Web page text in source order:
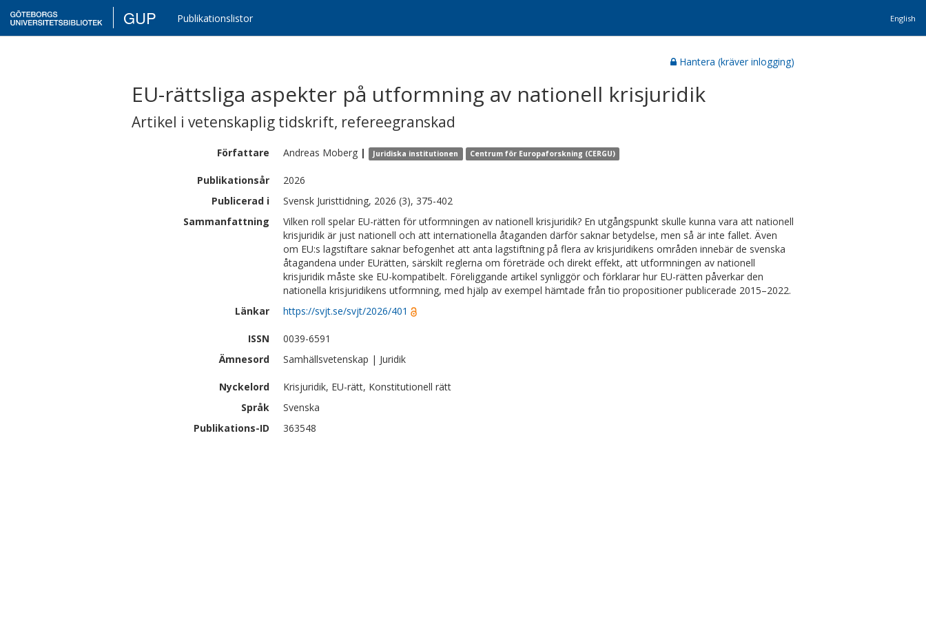
GUP Publikationslistor English
Hantera (kräver inlogging)
EU-rättsliga aspekter på utformning av nationell krisjuridik
Artikel i vetenskaplig tidskrift, refereegranskad
Författare Andreas Moberg | Juridiska institutionen Centrum för Europaforskning (CERGU)
Publikationsår
2026
Publicerad i
Svensk Juristtidning, 2026 (3), 375-402
Sammanfattning
Vilken roll spelar EU-rätten för utformningen av nationell krisjuridik? En utgångspunkt skulle kunna vara att nationell
krisjuridik är just nationell och att internationella åtaganden därför saknar betydelse, men så är inte fallet. Även
om EU:s lagstiftare saknar befogenhet att anta lagstiftning på flera av krisjuridikens områden innebär de svenska
åtagandena under EUrätten, särskilt reglerna om företräde och direkt effekt, att utformningen av nationell
krisjuridik måste ske EU-kompatibelt. Föreliggande artikel synliggör och förklarar hur EU-rätten påverkar den
nationella krisjuridikens utformning, med hjälp av exempel hämtade från tio propositioner publicerade 2015–2022.
Länkar
https://svjt.se/svjt/2026/401
ISSN
0039-6591
Ämnesord
Samhällsvetenskap | Juridik
Nyckelord
Krisjuridik, EU-rätt, Konstitutionell rätt
Språk
Svenska
Publikations-ID
363548